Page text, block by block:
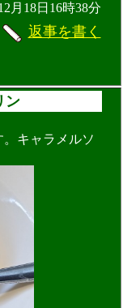
月18日16時38分
返事を書く
ン
キャラメルソ